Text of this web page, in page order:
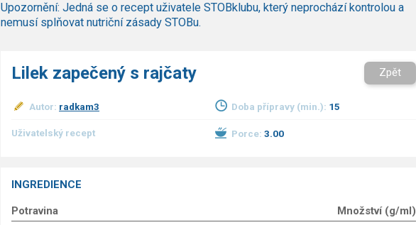
Upozornění: Jedná se o recept uživatele STOBklubu, který neprochází kontrolou a
nemusí splňovat nutriční zásady STOBu.
Lilek zapečený s rajčaty Zpět
Autor: radkam3 Doba přípravy (min.): 15
Uživatelský recept Porce: 3.00
INGREDIENCE
Potravina
Množství (g/ml)